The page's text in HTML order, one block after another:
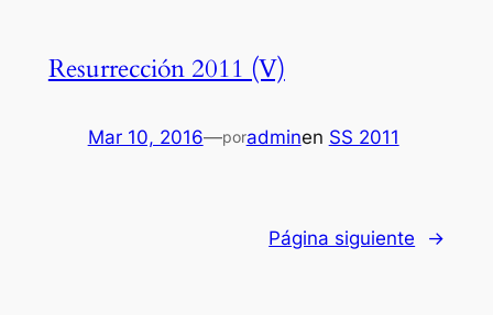
Resurrección 2011 (V)
Mar 10, 2016—poradminen SS 2011
Página siguiente →